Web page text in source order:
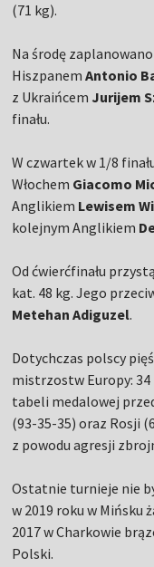
(71 kg).
Na środę
HiszpanemAntonio
z Ukraińcem Jurijem
finału.
W czwartek w 1/8
Włochem Giacomo
Anglikiem Lewisem
kolejnym Anglikiem
Od ćwierćfinału
kat. 48 kg. Jego
Metehan Adiguzel.
Dotychczas polscy
mistrzostw Europy: 34
tabeli medalowej
(93-35-35) oraz Rosji
z powodu agresji
Ostatnie turnieje nie
w 2019 roku w Mińsku
2017 w Charkowie
Polski.